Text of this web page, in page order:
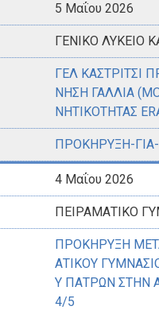
5 Μαΐου 2026
ΓΕΝΙΚΟ ΛΥΚΕΙΟ
ΓΕΛ ΚΑΣΤΡΙΤΣΙ
ΝΗΣΗ ΓΑΛΛΙΑ
ΝΗΤΙΚΟΤΗΤΑΣ
ΠΡΟΚΗΡΥΞΗ-ΓΙΑ-
4 Μαΐου 2026
ΠΕΙΡΑΜΑΤΙΚΟ
ΠΡΟΚΗΡΥΞΗ
ΑΤΙΚΟΥ
Υ ΠΑΤΡΩΝ ΣΤΗΝ
4/5